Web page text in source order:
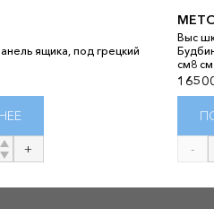
ящика, под грецкий
Выс
см8 см
товара